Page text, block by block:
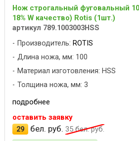
Нож строгальный фуговальный
18% W качество) Rotis (1шт.)
артикул 789.1003003HSS
Производитель: ROTIS
Длина ножа, мм: 100
Материал изготовления: HSS
Толщина ножа, мм: 3
подробнее
оставить заявку
29
бел. руб. 35бел. руб.